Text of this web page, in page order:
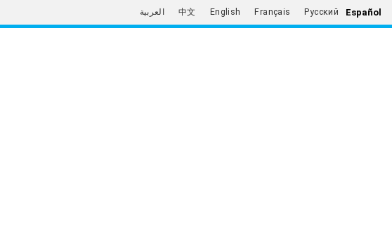
العربية 中文 English Français Русский Español